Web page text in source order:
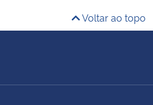
Voltar ao topo